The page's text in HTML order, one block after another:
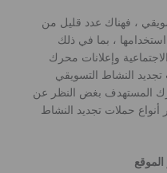
، فهناك عدد قليل من
استخدامها ، بما في ذلك
وإعلانات محرك
النشاط التسويقي
المستهدف بغض النظر عن
أنواع حملات تجديد النشاط